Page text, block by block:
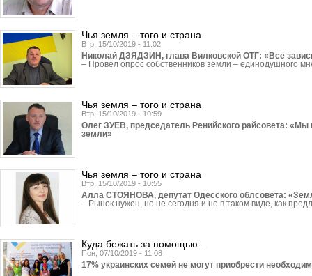
Чья земля – того и страна
Втр, 15/10/2019 - 11:02
Николай ДЗЯДЗИН, глава Вилковской ОТГ: «Все
– Провел опрос собственников земли – единодушного
Чья земля – того и страна
Втр, 15/10/2019 - 10:59
Олег ЗУЕВ, председатель Ренийского райсовета: «Мы
земли»
Чья земля – того и страна
Втр, 15/10/2019 - 10:55
Алла СТОЯНОВА, депутат Одесского облсовета:
– Рынок нужен, но не сегодня и не в таком виде, как
Куда бежать за помощью…
Пон, 07/10/2019 - 11:08
17% украинских семей не могут приобрести